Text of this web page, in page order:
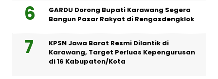
GARDU Dorong Bupati Karawang Segera
Bangun Pasar Rakyat di Rengasdengklok
KPSN Jawa Barat Resmi Dilantik di
Karawang, Target Perluas Kepengurusan
di 16 Kabupaten/Kota